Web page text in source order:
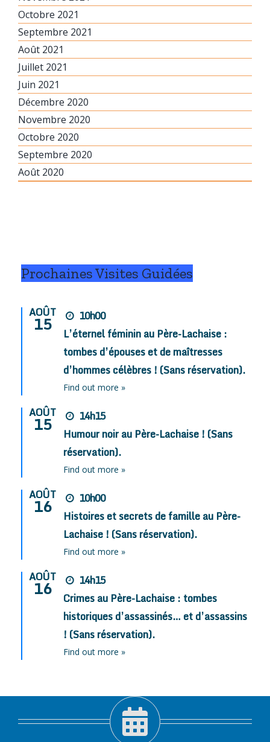
Octobre 2021
Septembre 2021
Août 2021
Juillet 2021
Juin 2021
Décembre 2020
Novembre 2020
Octobre 2020
Septembre 2020
Août 2020
Prochaines Visites Guidées
AOÛT
15
10h00
L’éternel féminin au Père-Lachaise :
tombes d’épouses et de maîtresses
d’hommes célèbres ! (Sans réservation).
Find out more »
AOÛT
15
14h15
Humour noir au Père-Lachaise ! (Sans
réservation).
Find out more »
AOÛT
16
10h00
Histoires et secrets de famille au Père-
Lachaise ! (Sans réservation).
Find out more »
AOÛT
16
14h15
Crimes au Père-Lachaise : tombes
historiques d’assassinés… et d’assassins
! (Sans réservation).
Find out more »